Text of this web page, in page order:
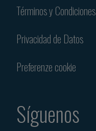
Términos y Condiciones
Privacidad de Datos
Preferenze cookie
Síguenos